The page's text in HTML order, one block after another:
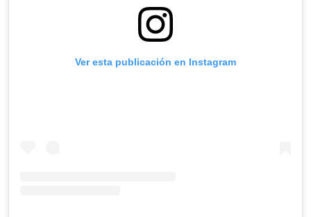
Ver esta publicación en Instagram